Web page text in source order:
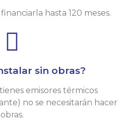
hasta 120 meses.
sin obras?
emisores térmicos
no se necesitarán hacer
obras.